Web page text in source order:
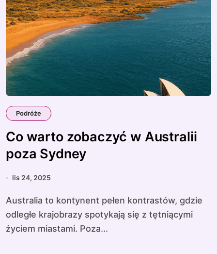
Podróże
Co warto zobaczyć w Australii
poza Sydney
lis 24, 2025
Australia to kontynent pełen kontrastów, gdzie
odległe krajobrazy spotykają się z tętniącymi
życiem miastami. Poza...